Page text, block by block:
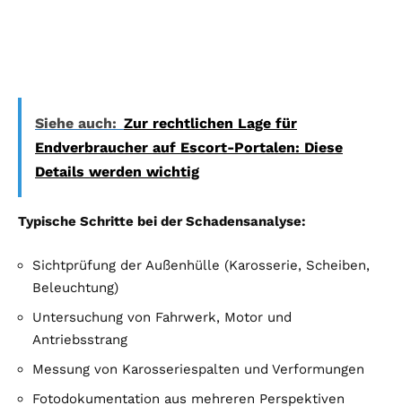
Siehe auch: Zur rechtlichen Lage für
Endverbraucher auf Escort-Portalen: Diese
Details werden wichtig
Typische Schritte bei der Schadensanalyse:
Sichtprüfung der Außenhülle (Karosserie, Scheiben,
Beleuchtung)
Untersuchung von Fahrwerk, Motor und
Antriebsstrang
Messung von Karosseriespalten und Verformungen
Fotodokumentation aus mehreren Perspektiven